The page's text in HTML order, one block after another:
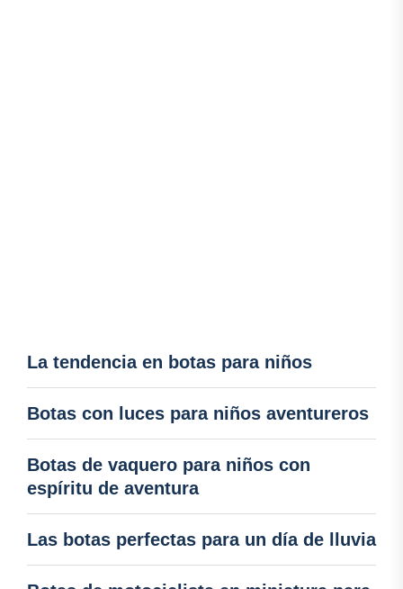
La tendencia en botas para niños
Botas con luces para niños aventureros
Botas de vaquero para niños con
espíritu de aventura
Las botas perfectas para un día de lluvia